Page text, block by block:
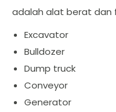
adalah alat berat dan
Excavator
Bulldozer
Dump truck
Conveyor
Generator